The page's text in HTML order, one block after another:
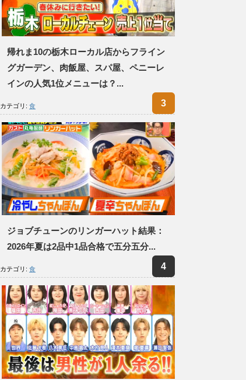
帰れま10の栃木ローカル店からフライン
グガーデン、肉飯屋、スパ屋、ペニーレ
インの人気1位メニューは？...
カテゴリ: 食
ジョブチューンのリンガーハット結果：
2026年夏は2品中1品合格で五分五分...
カテゴリ: 食